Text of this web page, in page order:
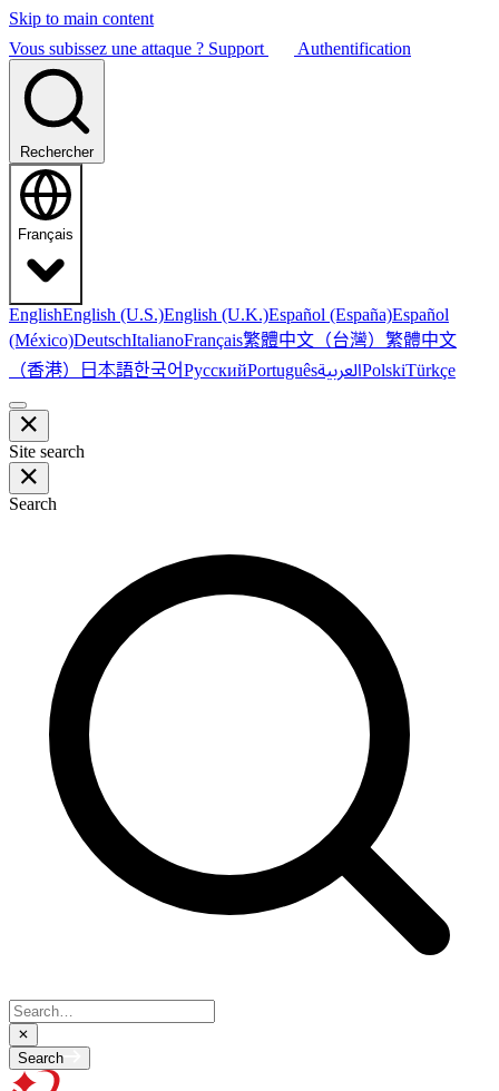
Skip to main content
Vous subissez une attaque ? Support Authentification
Rechercher
Français
EnglishEnglish (U.S.)English (U.K.)Español (España)Español
(México)DeutschItalianoFrançais繁體中文（台灣） 繁體中文
（香港） 日本語한국어РусскийPortuguêsالعربيةPolskiTürkçe
Site search
Search
Search